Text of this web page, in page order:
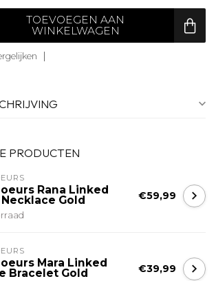
TOEVOEGEN AAN
WINKELWAGEN
PRODUCTEN
Rana Linked
Gold €59,99
Mara Linked
Bracelet Gold €39,99